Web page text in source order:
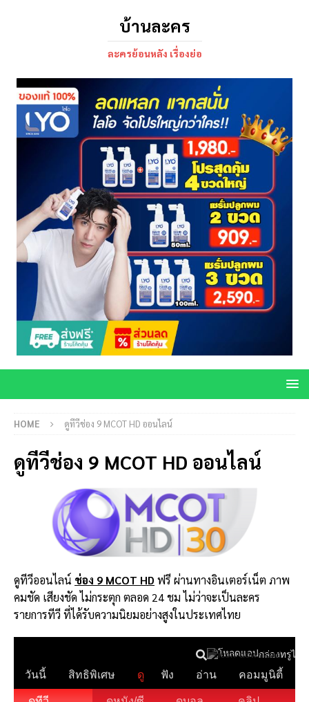
บ้านละคร
ละครย้อนหลัง เรื่องย่อ
HOME ดูทีวีช่อง 9 MCOT HD ออนไลน์
ดูทีวีช่อง 9 MCOT HD ออนไลน์
ดูทีวีออนไลน์ ช่อง 9 MCOT HD ฟรี ผ่านทางอินเตอร์เน็ต ภาพ
คมชัด เสียงชัด ไม่กระตุก ตลอด 24 ชม ไม่ว่าจะเป็นละคร
รายการทีวี ที่ได้รับความนิยมอย่างสูงในประเทศไทย